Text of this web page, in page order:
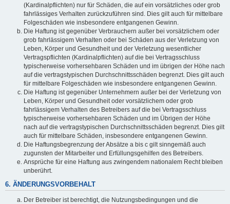
(Kardinalpflichten) nur für Schäden, die auf ein vorsätzliches oder grob
fahrlässiges Verhalten zurückzuführen sind. Dies gilt auch für mittelbare
Folgeschäden wie insbesondere entgangenen Gewinn.
Die Haftung ist gegenüber Verbrauchern außer bei vorsätzlichem oder
grob fahrlässigem Verhalten oder bei Schäden aus der Verletzung von
Leben, Körper und Gesundheit und der Verletzung wesentlicher
Vertragspflichten (Kardinalpflichten) auf die bei Vertragsschluss
typischerweise vorhersehbaren Schäden und im übrigen der Höhe nach
auf die vertragstypischen Durchschnittsschäden begrenzt. Dies gilt auch
für mittelbare Folgeschäden wie insbesondere entgangenen Gewinn.
Die Haftung ist gegenüber Unternehmern außer bei der Verletzung von
Leben, Körper und Gesundheit oder vorsätzlichem oder grob
fahrlässigem Verhalten des Betreibers auf die bei Vertragsschluss
typischerweise vorhersehbaren Schäden und im Übrigen der Höhe
nach auf die vertragstypischen Durchschnittsschäden begrenzt. Dies gilt
auch für mittelbare Schäden, insbesondere entgangenen Gewinn.
Die Haftungsbegrenzung der Absätze a bis c gilt sinngemäß auch
zugunsten der Mitarbeiter und Erfüllungsgehilfen des Betreibers.
Ansprüche für eine Haftung aus zwingendem nationalem Recht bleiben
unberührt.
6. ÄNDERUNGSVORBEHALT
Der Betreiber ist berechtigt, die Nutzungsbedingungen und die